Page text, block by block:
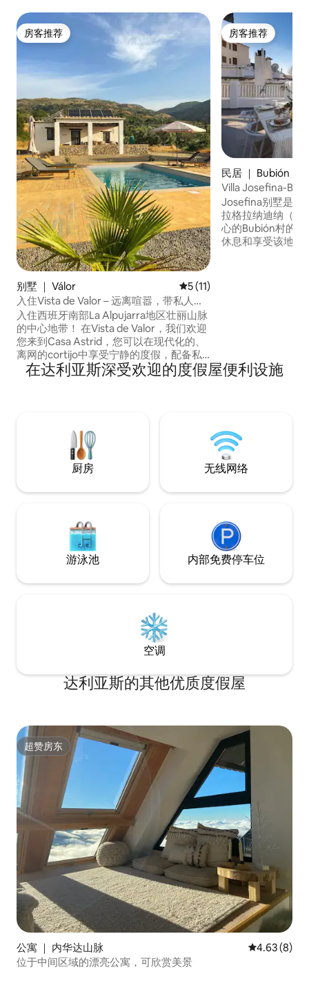
房客推荐
房客推荐
别墅 ｜ Válor 平均评分 5 分（满分 5 分）
5 (11)
入住Vista de Valor – 远离喧嚣，带私人泳
池
入住西班牙南部La Alpujarra地区壮丽山脉
的中心地带！ 在Vista de Valor，我们欢迎
您来到Casa Astrid，您可以在现代化的、
离网的cortijo中享受宁静的度假，配备私
人泳池（不加热，5月至10月开放，11月至
次年4月应要求开放）、无线网络、空调、
径徒步旅行，或欣赏村庄和周边山脉的绝
房客推荐
房客推荐
民居 ｜ Bubión
Villa Josefina-
Josefina别墅是位
拉格拉纳迪纳（
心的Bubión村的隐秘宝地
休息和享受该地区
在达利亚斯深受欢迎的度假屋便利设施
厨房 无线网络
游泳池 内部免费停车位
空调
达利亚斯的其他优质度假屋
超赞房东
超赞房东
公寓 ｜ 内华达山脉 平均评分
4.63 (8)
位于中间区域的漂亮公寓，可欣赏美景